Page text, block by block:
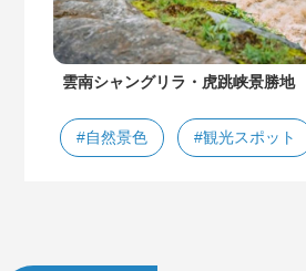
雲南シャングリラ・虎跳峡景勝地
#自然景色 #観光スポット